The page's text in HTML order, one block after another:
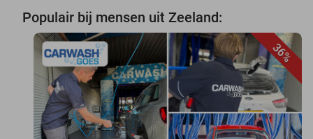
Populair bij mensen uit Zeeland:
36%